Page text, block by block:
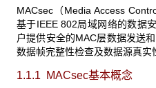
MACsec（Media Access
基于IEEE 802局域网络的数据
户提供安全的MAC层数据发送
数据帧完整性检查及数据源真实
1.1.1 MACsec基本概念